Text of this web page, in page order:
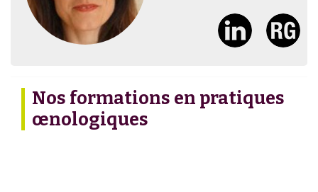
Nos formations en pratiques
œnologiques